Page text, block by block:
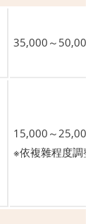
35,000～50,000
15,000～25,000
※依複雜程度調整